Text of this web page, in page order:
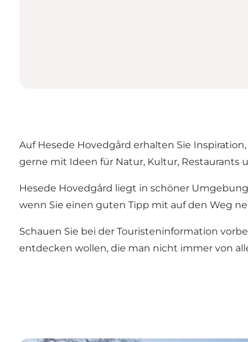
Auf Hesede Hovedgård erhalten Sie
gerne mit Ideen für Natur, Kultur, Restaurants
Hesede Hovedgård liegt in schöner
wenn Sie einen guten Tipp mit auf den Weg
Schauen Sie bei der Touristeninformation
entdecken wollen, die man nicht immer von